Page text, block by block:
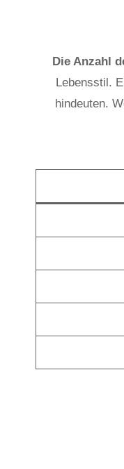
Die Anzahl
Lebensstil.
hindeuten.